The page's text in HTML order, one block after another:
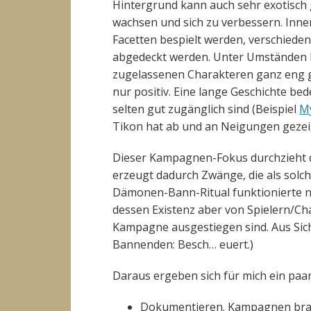
Hintergrund kann auch sehr
wachsen und sich zu verbessern.
Facetten bespielt werden,
abgedeckt werden. Unter
zugelassenen Charakteren ganz eng
nur positiv. Eine lange Geschichte
selten gut zugänglich sind (Beispiel
Tikon hat ab und an Neigungen
Dieser Kampagnen-Fokus
erzeugt dadurch Zwänge, die als
Dämonen-Bann-Ritual funktionierte
dessen Existenz aber von Spielern/
Kampagne ausgestiegen sind. Aus
Bannenden: Besch… euert.)
Daraus ergeben sich für mich ein
Dokumentieren. Kampagnen